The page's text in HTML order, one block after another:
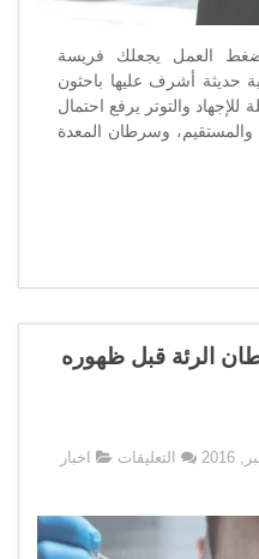
العمل يجعلك فريسة
أشرف عليها باحثون
والتوتر يرفع احتمال
والمستقيم، وسرطان المعدة
الرئة قبل ظهوره
التعليقات على
بسيط
يظهر
اخبار